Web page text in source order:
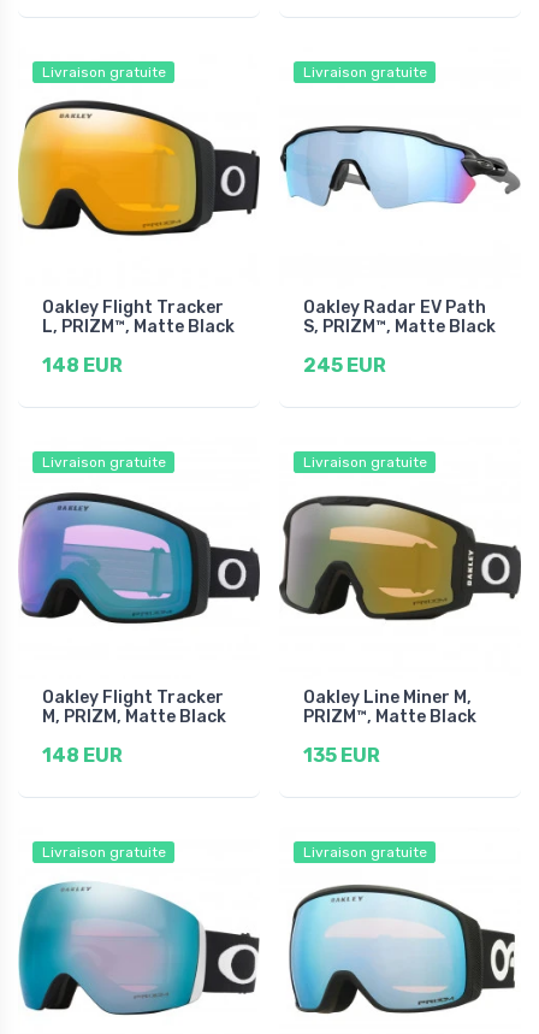
Livraison gratuite
Oakley Flight Tracker
L, PRIZM™, Matte Black
148 EUR
Livraison gratuite
Oakley Radar EV Path
S, PRIZM™, Matte Black
245 EUR
Livraison gratuite
Oakley Flight Tracker
M, PRIZM, Matte Black
148 EUR
Livraison gratuite
Oakley Line Miner M,
PRIZM™, Matte Black
135 EUR
Livraison gratuite Livraison gratuite